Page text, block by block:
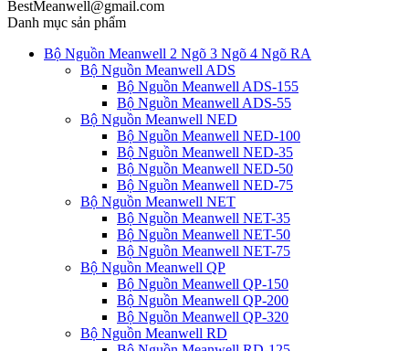
BestMeanwell@gmail.com
Danh mục sản phẩm
Bộ Nguồn Meanwell 2 Ngõ 3 Ngõ 4 Ngõ RA
Bộ Nguồn Meanwell ADS
Bộ Nguồn Meanwell ADS-155
Bộ Nguồn Meanwell ADS-55
Bộ Nguồn Meanwell NED
Bộ Nguồn Meanwell NED-100
Bộ Nguồn Meanwell NED-35
Bộ Nguồn Meanwell NED-50
Bộ Nguồn Meanwell NED-75
Bộ Nguồn Meanwell NET
Bộ Nguồn Meanwell NET-35
Bộ Nguồn Meanwell NET-50
Bộ Nguồn Meanwell NET-75
Bộ Nguồn Meanwell QP
Bộ Nguồn Meanwell QP-150
Bộ Nguồn Meanwell QP-200
Bộ Nguồn Meanwell QP-320
Bộ Nguồn Meanwell RD